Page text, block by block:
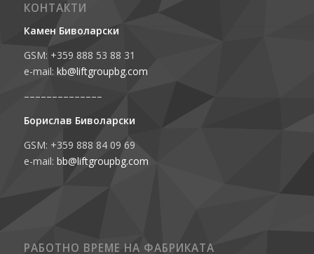
КОНТАКТИ
Камен Биволарски
GSM: +359 888 53 88 31
e-mail: kb@liftgroupbg.com
––––––––––––––
Борислав Биволарски
GSM: +359 888 84 09 69
e-mail: bb@liftgroupbg.com
РАБОТНО ВРЕМЕ НА ФАБРИКАТА